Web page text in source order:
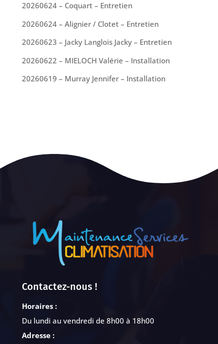
20260624 – Coquart – Entretien
20260624 – Alignier / Clotet – Entretien
20260623 – Jacky Langlois Jacky – Entretien
20260622 – MIELOCH Valérie – Installation
20260619 – Murray Jennifer – Installation
Contactez-nous !
Horaires :
Du lundi au vendredi de 8h00 à 18h00
Adresse :